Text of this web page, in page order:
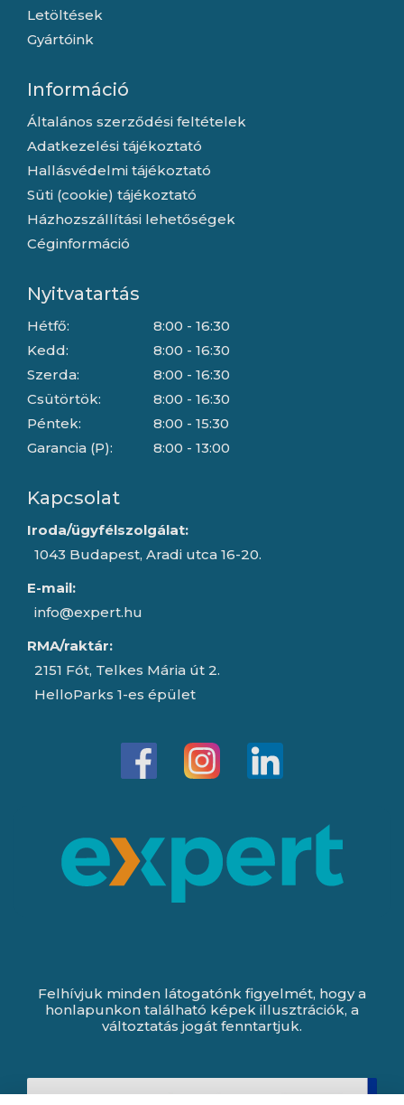
Letöltések
Gyártóink
Információ
Általános szerződési feltételek
Adatkezelési tájékoztató
Hallásvédelmi tájékoztató
Süti (cookie) tájékoztató
Házhozszállítási lehetőségek
Céginformáció
Nyitvatartás
Hétfő:
Kedd:
Szerda:
Csütörtök:
Péntek:
Garancia (P):
8:00 - 16:30
8:00 - 16:30
8:00 - 16:30
8:00 - 16:30
8:00 - 15:30
8:00 - 13:00
Kapcsolat
Iroda/ügyfélszolgálat:
1043 Budapest, Aradi utca 16-20.
E-mail:
info@expert.hu
RMA/raktár:
2151 Fót, Telkes Mária út 2.
HelloParks 1-es épület
Felhívjuk minden látogatónk figyelmét, hogy a
honlapunkon található képek illusztrációk, a
változtatás jogát fenntartjuk.